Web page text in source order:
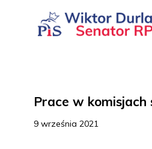
Prace w komisjach
9 września 2021